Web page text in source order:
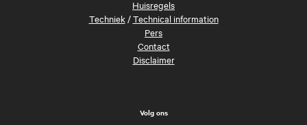
Huisregels
Techniek/Technical information
Pers
Contact
Disclaimer
Volg ons